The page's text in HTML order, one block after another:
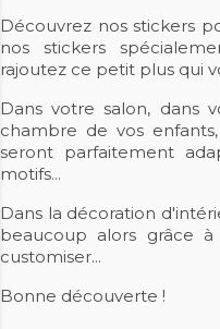
Découvrez nos stickers
nos stickers
rajoutez ce petit plus qui
Dans votre salon, dans
chambre de vos
seront parfaitement
motifs...
Dans la décoration
beaucoup alors grâce
customiser...
Bonne découverte !